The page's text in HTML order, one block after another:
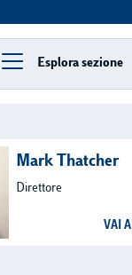
Esplora sezione
Mark Thatcher
Direttore
VAI